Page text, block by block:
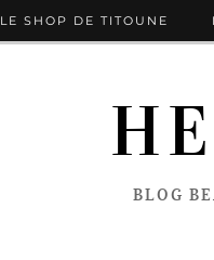
BLOG
LE SHOP DE TITOUNE